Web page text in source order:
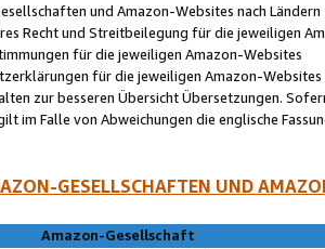
und Amazon-Websites nach Ländern
Recht und Streitbeilegung für die jeweiligen
für die jeweiligen Amazon-Websites
für die jeweiligen Amazon-Websites
zur besseren Übersicht Übersetzungen.
im Falle von Abweichungen die englische
GESELLSCHAFTEN UND
Amazon-Gesellschaft